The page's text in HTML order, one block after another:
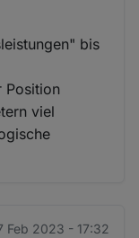
bis
Position
viel
Feb 2023 - 17:32